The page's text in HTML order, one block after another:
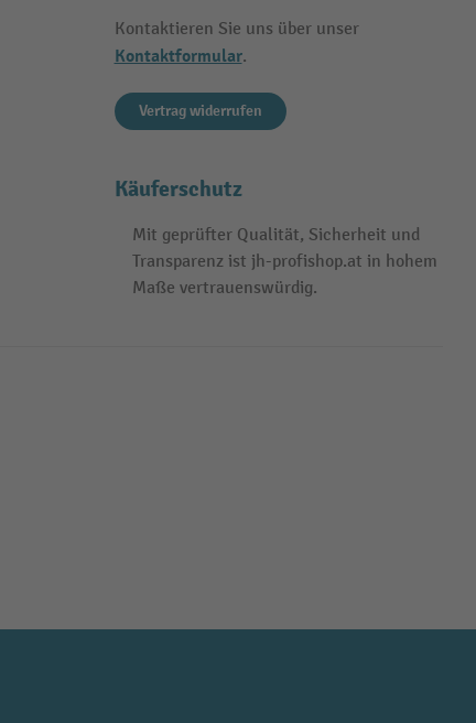
Kontaktieren Sie uns über unser
Kontaktformular.
Vertrag widerrufen
Käuferschutz
Mit geprüfter Qualität, Sicherheit und
Transparenz ist jh-profishop.at in hohem
Maße vertrauenswürdig.